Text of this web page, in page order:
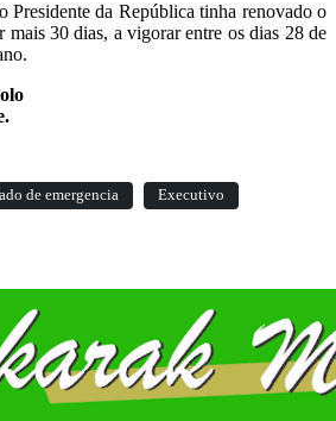
Presidente da República tinha renovado o
mais 30 dias, a vigorar entre os dias 28 de
de emergencia
Executivo